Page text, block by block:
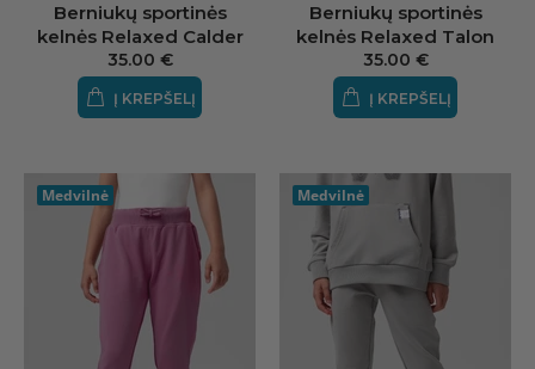
Berniukų sportinės
kelnės Relaxed Calder
35.00 €
Į KREPŠELĮ
Berniukų sportinės
kelnės Relaxed Talon
35.00 €
Į KREPŠELĮ
Medvilnė Medvilnė